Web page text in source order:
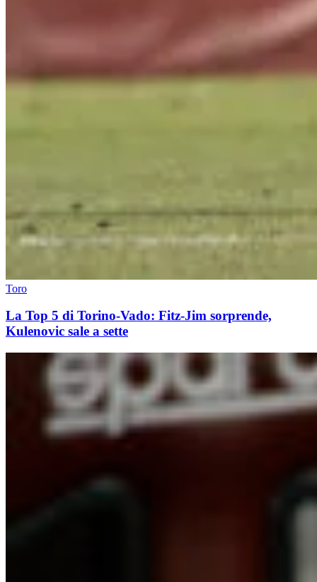
Toro
La Top 5 di Torino-Vado: Fitz-Jim sorprende,
Kulenovic sale a sette